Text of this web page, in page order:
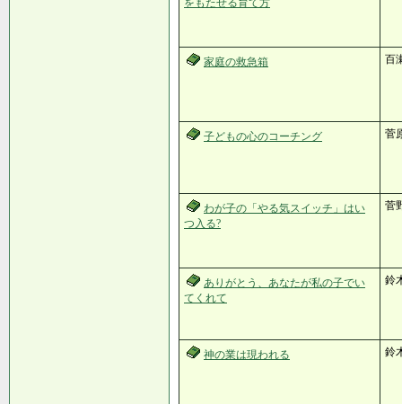
をもたせる育て方
家庭の救急箱 百
子どもの心のコーチング 菅
わが子の「やる気スイッチ」はい
つ入る?
菅
ありがとう、あなたが私の子でい
てくれて
鈴
神の業は現われる 鈴